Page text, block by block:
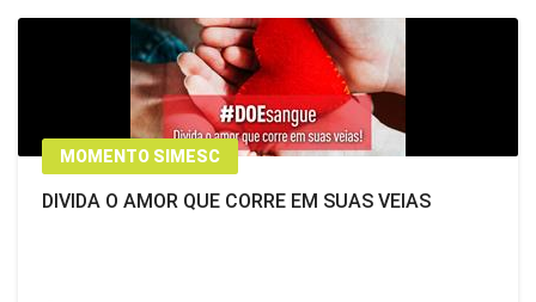
MOMENTO SIMESC
DIVIDA O AMOR QUE CORRE EM SUAS VEIAS